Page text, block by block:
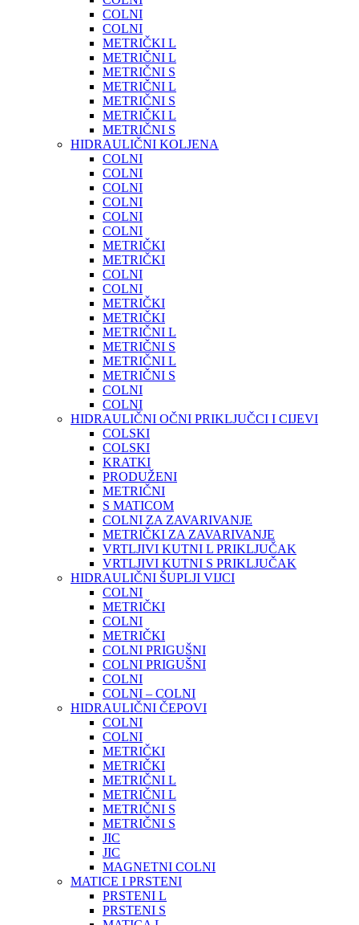
COLNI
COLNI
METRIČKI L
METRIČNI L
METRIČNI S
METRIČNI L
METRIČNI S
METRIČKI L
METRIČNI S
HIDRAULIČNI KOLJENA
COLNI
COLNI
COLNI
COLNI
COLNI
COLNI
METRIČKI
METRIČKI
COLNI
COLNI
METRIČKI
METRIČKI
METRIČNI L
METRIČNI S
METRIČNI L
METRIČNI S
COLNI
COLNI
HIDRAULIČNI OČNI PRIKLJUČCI I CIJEVI
COLSKI
COLSKI
KRATKI
PRODUŽENI
METRIČNI
S MATICOM
COLNI ZA ZAVARIVANJE
METRIČKI ZA ZAVARIVANJE
VRTLJIVI KUTNI L PRIKLJUČAK
VRTLJIVI KUTNI S PRIKLJUČAK
HIDRAULIČNI ŠUPLJI VIJCI
COLNI
METRIČKI
COLNI
METRIČKI
COLNI PRIGUŠNI
COLNI PRIGUŠNI
COLNI
COLNI – COLNI
HIDRAULIČNI ČEPOVI
COLNI
COLNI
METRIČKI
METRIČKI
METRIČNI L
METRIČNI L
METRIČNI S
METRIČNI S
JIC
JIC
MAGNETNI COLNI
MATICE I PRSTENI
PRSTENI L
PRSTENI S